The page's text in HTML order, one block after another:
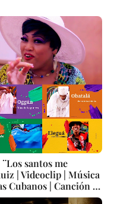
santos me
| Videoclip | Música
Cubanos | Canción |